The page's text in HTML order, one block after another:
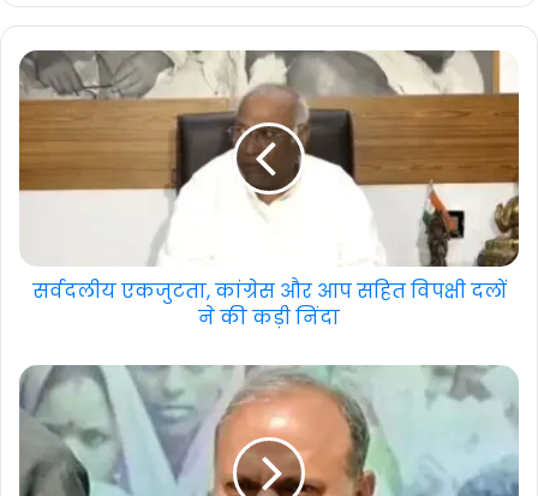
सर्वदलीय एकजुटता, कांग्रेस और आप सहित विपक्षी दलों
ने की कड़ी निंदा